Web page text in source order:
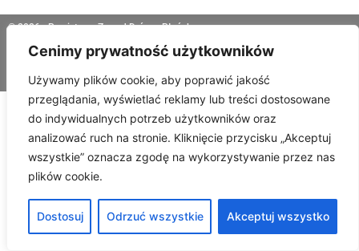
Cenimy prywatność użytkowników
Używamy plików cookie, aby poprawić jakość
przeglądania, wyświetlać reklamy lub treści dostosowane
do indywidualnych potrzeb użytkowników oraz
analizować ruch na stronie. Kliknięcie przycisku „Akceptuj
wszystkie” oznacza zgodę na wykorzystywanie przez nas
plików cookie.
Dostosuj Odrzuć wszystkie Akceptuj wszystko
© 2026 - Powiatowy Zarząd Dróg w Płońsku
Polityka prywatności
Wdrożenie i opieka GWP Wirtualnie